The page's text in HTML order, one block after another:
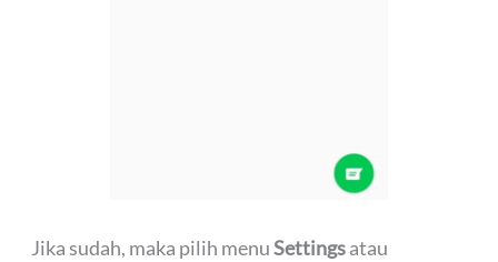
Jika sudah, maka pilih menuSettingsatau